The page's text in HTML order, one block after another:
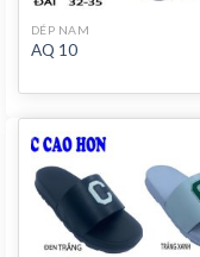
DÉP NAM
AQ 10